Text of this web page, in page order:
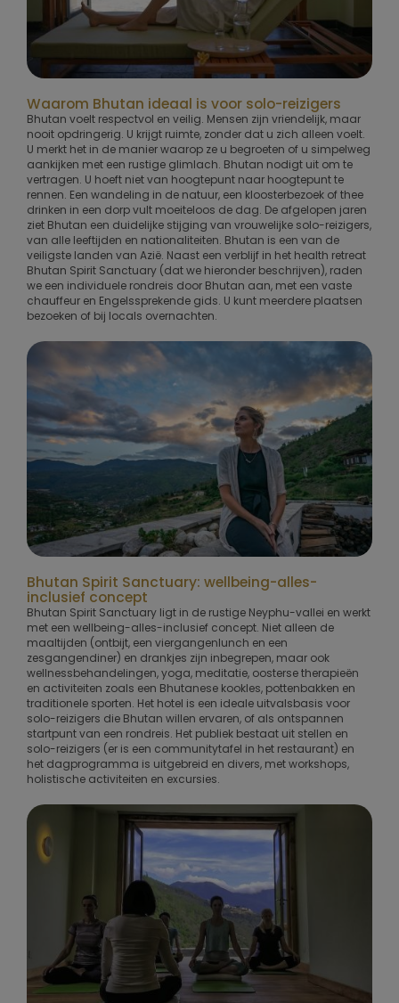
Waarom Bhutan ideaal is voor solo-reizigers
Bhutan voelt respectvol en veilig. Mensen zijn vriendelijk, maar
nooit opdringerig. U krijgt ruimte, zonder dat u zich alleen voelt.
U merkt het in de manier waarop ze u begroeten of u simpelweg
aankijken met een rustige glimlach. Bhutan nodigt uit om te
vertragen. U hoeft niet van hoogtepunt naar hoogtepunt te
rennen. Een wandeling in de natuur, een kloosterbezoek of thee
drinken in een dorp vult moeiteloos de dag. De afgelopen jaren
ziet Bhutan een duidelijke stijging van vrouwelijke solo-reizigers,
van alle leeftijden en nationaliteiten. Bhutan is een van de
veiligste landen van Azië. Naast een verblijf in het health retreat
Bhutan Spirit Sanctuary (dat we hieronder beschrijven), raden
we een individuele rondreis door Bhutan aan, met een vaste
chauffeur en Engelssprekende gids. U kunt meerdere plaatsen
bezoeken of bij locals overnachten.
Bhutan Spirit Sanctuary: wellbeing-alles-
inclusief concept
Bhutan Spirit Sanctuary ligt in de rustige Neyphu-vallei en werkt
met een wellbeing-alles-inclusief concept. Niet alleen de
maaltijden (ontbijt, een viergangenlunch en een
zesgangendiner) en drankjes zijn inbegrepen, maar ook
wellnessbehandelingen, yoga, meditatie, oosterse therapieën
en activiteiten zoals een Bhutanese kookles, pottenbakken en
traditionele sporten. Het hotel is een ideale uitvalsbasis voor
solo-reizigers die Bhutan willen ervaren, of als ontspannen
startpunt van een rondreis. Het publiek bestaat uit stellen en
solo-reizigers (er is een communitytafel in het restaurant) en
het dagprogramma is uitgebreid en divers, met workshops,
holistische activiteiten en excursies.